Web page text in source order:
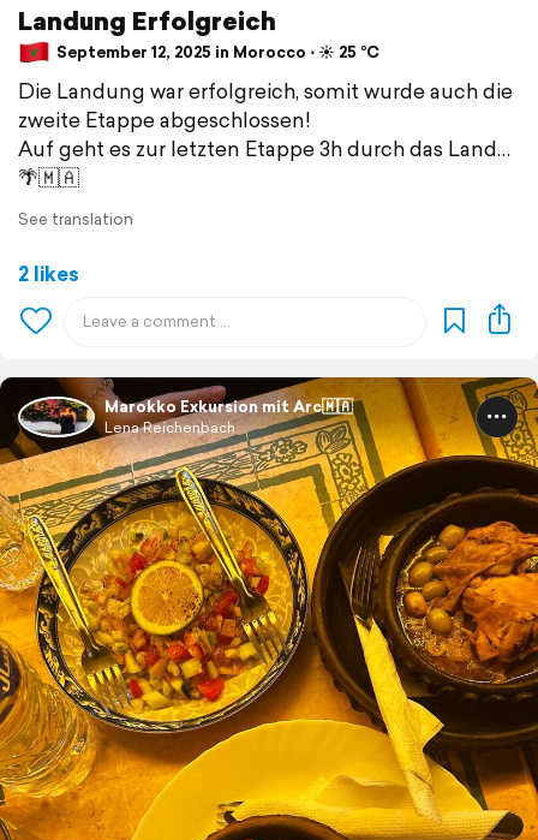
Landung Erfolgreich
September 12, 2025 in Morocco ⋅ ☀️ 25 °C
Die Landung war erfolgreich, somit wurde auch die
zweite Etappe abgeschlossen!
Auf geht es zur letzten Etappe 3h durch das Land…
🌴🇲🇦
See translation
2 likes
Marokko Exkursion mit Arc🇲🇦
Lena Reichenbach